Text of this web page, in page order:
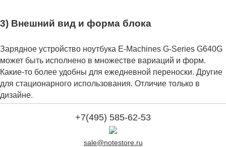
3) Внешний вид и форма блока
Зарядное устройство ноутбука E-Machines G-Series G640G
может быть исполнено в множестве вариаций и форм.
Какие-то более удобны для ежедневной переноски. Другие
для стационарного использования. Отличие только в
дизайне.
+7(495) 585-62-53
sale@notestore.ru